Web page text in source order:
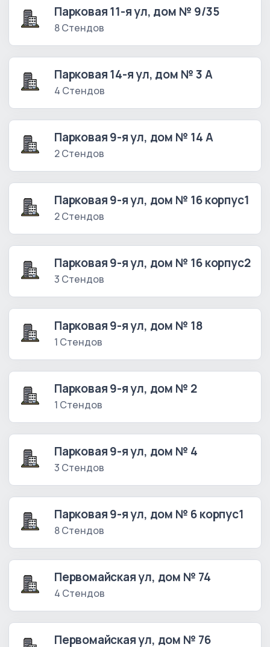
Парковая 11-я ул, дом № 9/35
8 Стендов
Парковая 14-я ул, дом № 3 А
4 Стендов
Парковая 9-я ул, дом № 14 А
2 Стендов
Парковая 9-я ул, дом № 16 корпус1
2 Стендов
Парковая 9-я ул, дом № 16 корпус2
3 Стендов
Парковая 9-я ул, дом № 18
1 Стендов
Парковая 9-я ул, дом № 2
1 Стендов
Парковая 9-я ул, дом № 4
3 Стендов
Парковая 9-я ул, дом № 6 корпус1
8 Стендов
Первомайская ул, дом № 74
4 Стендов
Первомайская ул, дом № 76